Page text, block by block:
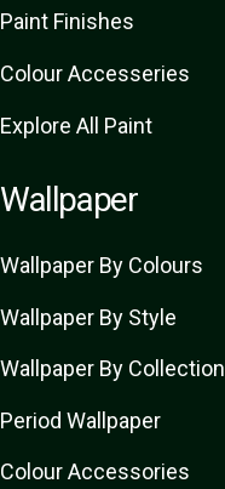
Paint Finishes
Colour Accesseries
Explore All Paint
Wallpaper
Wallpaper By Colours
Wallpaper By Style
Wallpaper By Collection
Period Wallpaper
Colour Accessories